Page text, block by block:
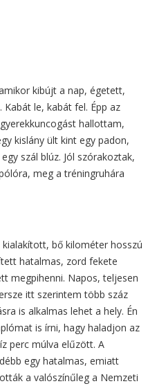
kibújt a nap, égetett,
le, kabát fel. Épp az
hallottam,
kislány ült kint egy padon,
szál blúz. Jól szórakoztak,
meg a tréningruhára
bő kilométer hosszú
hatalmas, zord fekete
megpihenni. Napos, teljesen
itt szerintem több száz
is alkalmas lehet a hely. Én
is írni, hagy haladjon az
perc múlva elűzött. A
egy hatalmas, emiatt
a valószínűleg a Nemzeti